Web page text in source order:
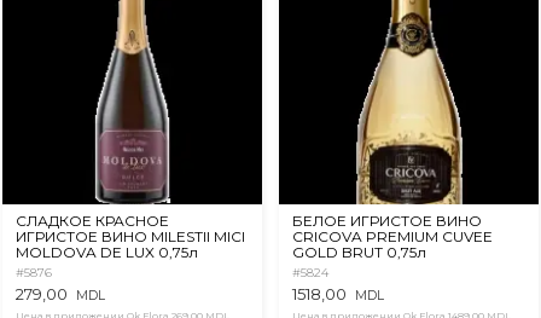
СЛАДКОЕ КРАСНОЕ
ИГРИСТОЕ ВИНО MILESTII MICI
MOLDOVA DE LUX 0,75л
#5876
279,00 MDL
Цена в приложении Ok Flora 269,00 MDL
БЕЛОЕ ИГРИСТОЕ ВИНО
CRICOVA PREMIUM CUVEE
GOLD BRUT 0,75л
#5824
1518,00 MDL
Цена в приложении Ok Flora 1489,00 MDL